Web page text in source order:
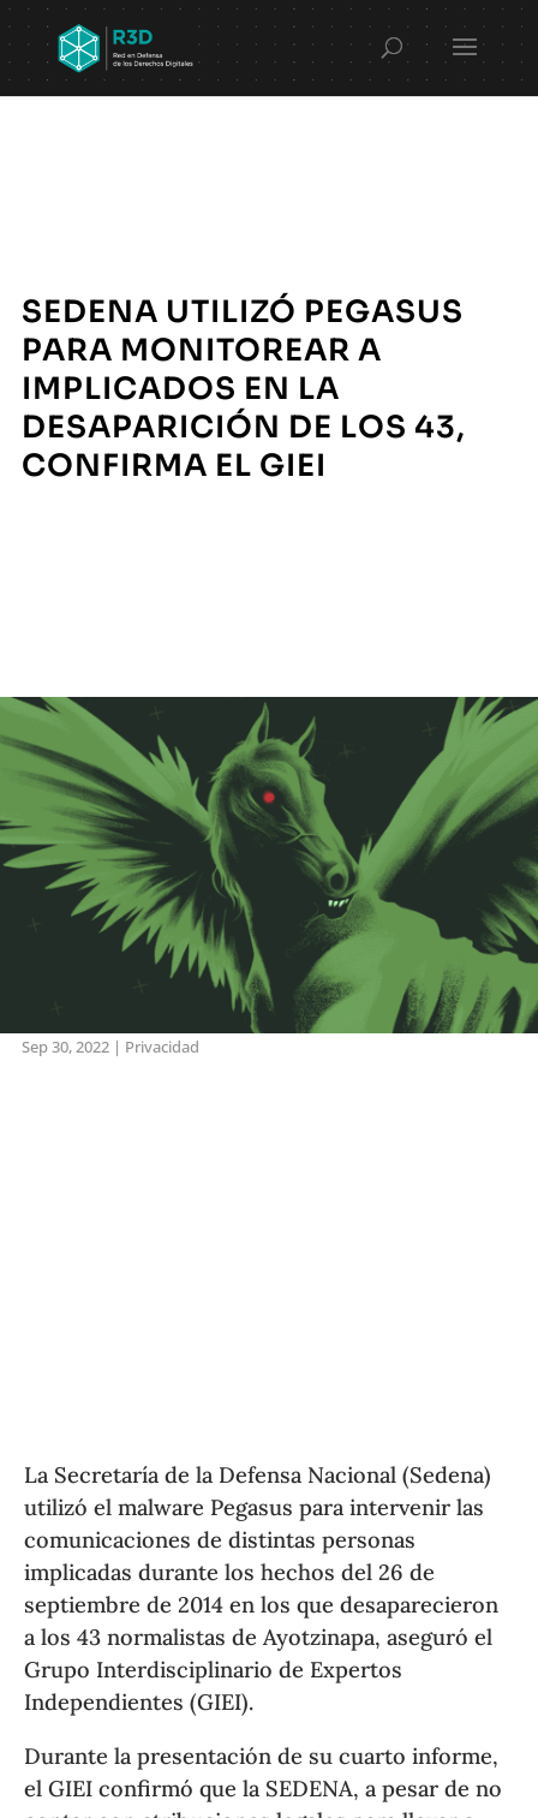
SEDENA UTILIZÓ PEGASUS
PARA MONITOREAR A
IMPLICADOS EN LA
DESAPARICIÓN DE LOS 43,
CONFIRMA EL GIEI
Sep 30, 2022| Privacidad
La Secretaría de la Defensa Nacional (Sedena)
utilizó el malware Pegasus para intervenir las
comunicaciones de distintas personas
implicadas durante los hechos del 26 de
septiembre de 2014 en los que desaparecieron
a los 43 normalistas de Ayotzinapa, aseguró el
Grupo Interdisciplinario de Expertos
Independientes (GIEI).
Durante la presentación de su cuarto informe,
el GIEI confirmó que la SEDENA, a pesar de no